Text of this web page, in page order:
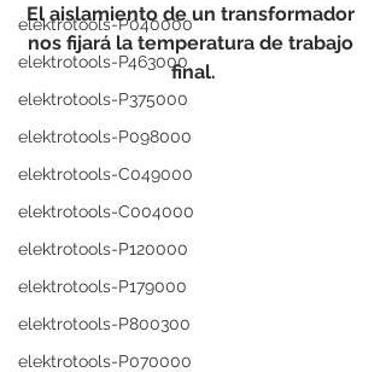
elektrotools-P040000
elektrotools-P463000
elektrotools-P375000
elektrotools-P098000
elektrotools-C049000
elektrotools-C004000
elektrotools-P120000
elektrotools-P179000
elektrotools-P800300
elektrotools-P070000
El aislamiento de un transformador
nos fijará la temperatura de trabajo
final.